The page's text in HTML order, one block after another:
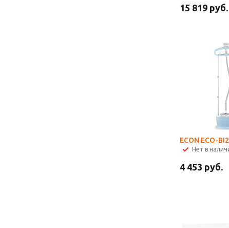
15 819 руб.
ECON ECO-
Нет в
4 453 руб.